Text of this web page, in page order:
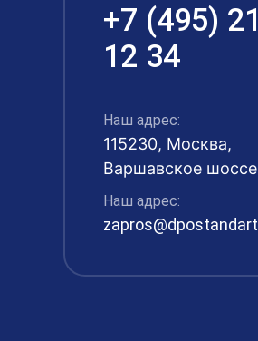
+7 (495)
12 34
Наш адрес:
115230, Москва,
Варшавское
Наш адрес: